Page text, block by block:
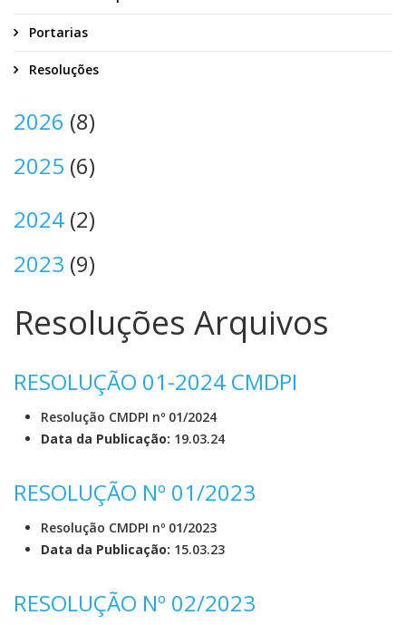
Portarias
Resoluções
2026 (8)
2025 (6)
2024 (2)
2023 (9)
Resoluções Arquivos
RESOLUÇÃO 01-2024 CMDPI
Resolução CMDPI nº 01/2024
Data da Publicação: 19.03.24
RESOLUÇÃO Nº 01/2023
Resolução CMDPI nº 01/2023
Data da Publicação: 15.03.23
RESOLUÇÃO Nº 02/2023